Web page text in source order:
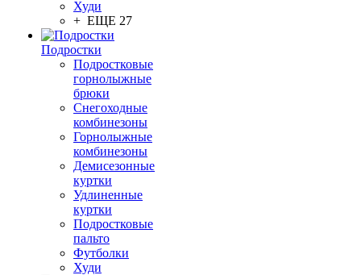
Худи
+ ЕЩЕ 27
Подростки
Подростковые
горнолыжные
брюки
Снегоходные
комбинезоны
Горнолыжные
комбинезоны
Демисезонные
куртки
Удлиненные
куртки
Подростковые
пальто
Футболки
Худи